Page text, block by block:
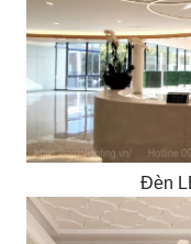
Đèn